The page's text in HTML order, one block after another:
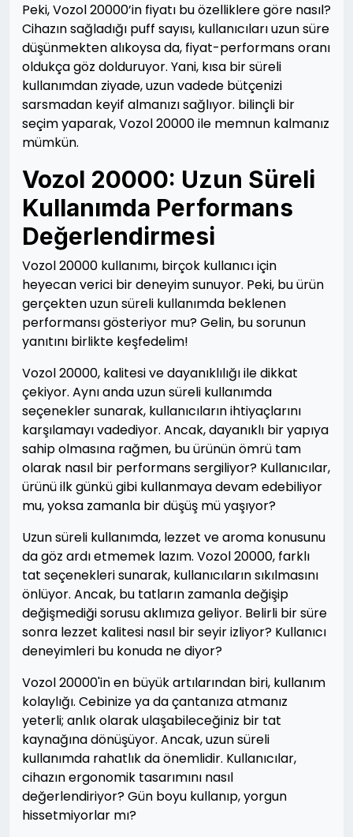
Peki, Vozol 20000’in fiyatı bu özelliklere göre nasıl?
Cihazın sağladığı puff sayısı, kullanıcıları uzun süre
düşünmekten alıkoysa da, fiyat-performans oranı
oldukça göz dolduruyor. Yani, kısa bir süreli
kullanımdan ziyade, uzun vadede bütçenizi
sarsmadan keyif almanızı sağlıyor. bilinçli bir
seçim yaparak, Vozol 20000 ile memnun kalmanız
mümkün.
Vozol 20000: Uzun Süreli
Kullanımda Performans
Değerlendirmesi
Vozol 20000 kullanımı, birçok kullanıcı için
heyecan verici bir deneyim sunuyor. Peki, bu ürün
gerçekten uzun süreli kullanımda beklenen
performansı gösteriyor mu? Gelin, bu sorunun
yanıtını birlikte keşfedelim!
Vozol 20000, kalitesi ve dayanıklılığı ile dikkat
çekiyor. Aynı anda uzun süreli kullanımda
seçenekler sunarak, kullanıcıların ihtiyaçlarını
karşılamayı vadediyor. Ancak, dayanıklı bir yapıya
sahip olmasına rağmen, bu ürünün ömrü tam
olarak nasıl bir performans sergiliyor? Kullanıcılar,
ürünü ilk günkü gibi kullanmaya devam edebiliyor
mu, yoksa zamanla bir düşüş mü yaşıyor?
Uzun süreli kullanımda, lezzet ve aroma konusunu
da göz ardı etmemek lazım. Vozol 20000, farklı
tat seçenekleri sunarak, kullanıcıların sıkılmasını
önlüyor. Ancak, bu tatların zamanla değişip
değişmediği sorusu aklımıza geliyor. Belirli bir süre
sonra lezzet kalitesi nasıl bir seyir izliyor? Kullanıcı
deneyimleri bu konuda ne diyor?
Vozol 20000'in en büyük artılarından biri, kullanım
kolaylığı. Cebinize ya da çantanıza atmanız
yeterli; anlık olarak ulaşabileceğiniz bir tat
kaynağına dönüşüyor. Ancak, uzun süreli
kullanımda rahatlık da önemlidir. Kullanıcılar,
cihazın ergonomik tasarımını nasıl
değerlendiriyor? Gün boyu kullanıp, yorgun
hissetmiyorlar mı?